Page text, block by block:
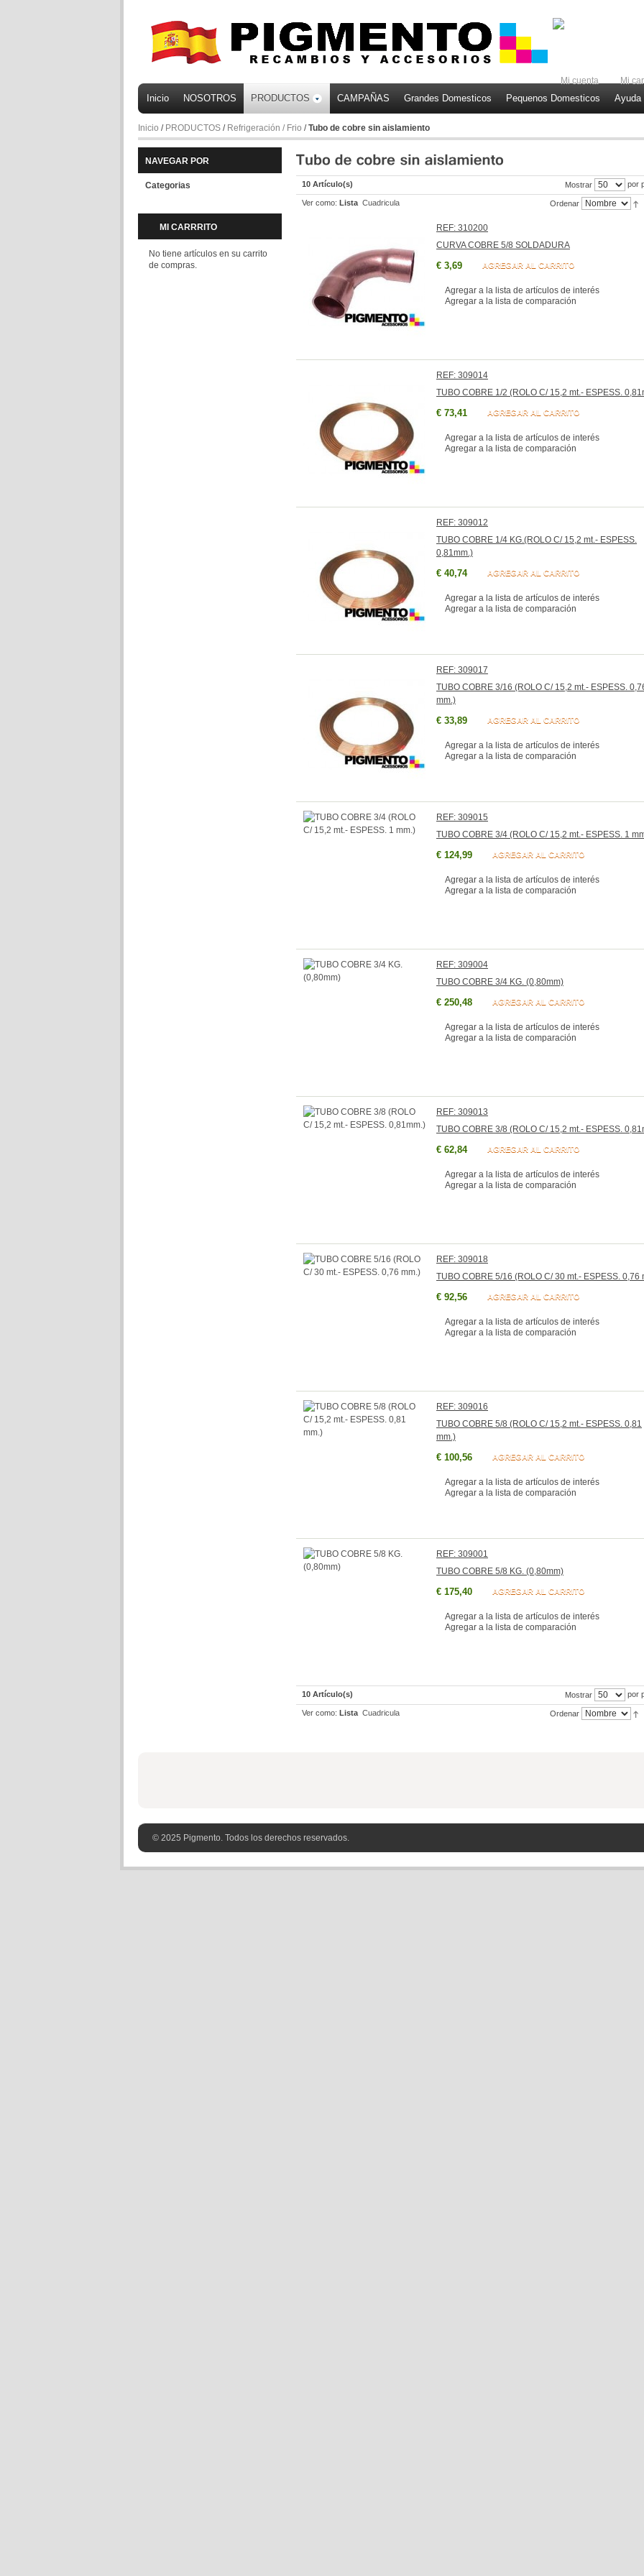
Mi cuenta Mi
Inicio NOSOTROS PRODUCTOS CAMPAÑAS Grandes Domesticos Pequenos Domesticos Ayuda
Inicio / PRODUCTOS / Refrigeración / Frio /Tubo de cobre sin aislamiento
NAVEGAR POR
Categorias
MI CARRRITO
No tiene artículos en su carrito
de compras.
10 Artículo(s) Mostrar por
Ver como: Lista Cuadricula Ordenar
REF: 310200
CURVA COBRE 5/8 SOLDADURA
€ 3,69 AGREGAR AL CARRITO
Agregar a la lista de artículos de interés
Agregar a la lista de comparación
REF: 309014
TUBO COBRE 1/2 (ROLO C/ 15,2 mt.- ESPESS.
€ 73,41 AGREGAR AL CARRITO
Agregar a la lista de artículos de interés
Agregar a la lista de comparación
REF: 309012
TUBO COBRE 1/4 KG.(ROLO C/ 15,2 mt.- ESPESS.
0,81mm.)
€ 40,74 AGREGAR AL CARRITO
Agregar a la lista de artículos de interés
Agregar a la lista de comparación
REF: 309017
TUBO COBRE 3/16 (ROLO C/ 15,2 mt.- ESPESS.
mm.)
€ 33,89 AGREGAR AL CARRITO
Agregar a la lista de artículos de interés
Agregar a la lista de comparación
REF: 309015
TUBO COBRE 3/4 (ROLO C/ 15,2 mt.- ESPESS. 1
€ 124,99 AGREGAR AL CARRITO
Agregar a la lista de artículos de interés
Agregar a la lista de comparación
REF: 309004
TUBO COBRE 3/4 KG. (0,80mm)
€ 250,48 AGREGAR AL CARRITO
Agregar a la lista de artículos de interés
Agregar a la lista de comparación
REF: 309013
TUBO COBRE 3/8 (ROLO C/ 15,2 mt.- ESPESS.
€ 62,84 AGREGAR AL CARRITO
Agregar a la lista de artículos de interés
Agregar a la lista de comparación
REF: 309018
TUBO COBRE 5/16 (ROLO C/ 30 mt.- ESPESS. 0,76
€ 92,56 AGREGAR AL CARRITO
Agregar a la lista de artículos de interés
Agregar a la lista de comparación
REF: 309016
TUBO COBRE 5/8 (ROLO C/ 15,2 mt.- ESPESS. 0,81
mm.)
€ 100,56 AGREGAR AL CARRITO
Agregar a la lista de artículos de interés
Agregar a la lista de comparación
REF: 309001
TUBO COBRE 5/8 KG. (0,80mm)
€ 175,40 AGREGAR AL CARRITO
Agregar a la lista de artículos de interés
Agregar a la lista de comparación
10 Artículo(s) Mostrar por
Ver como: Lista Cuadricula Ordenar
© 2025 Pigmento. Todos los derechos reservados.